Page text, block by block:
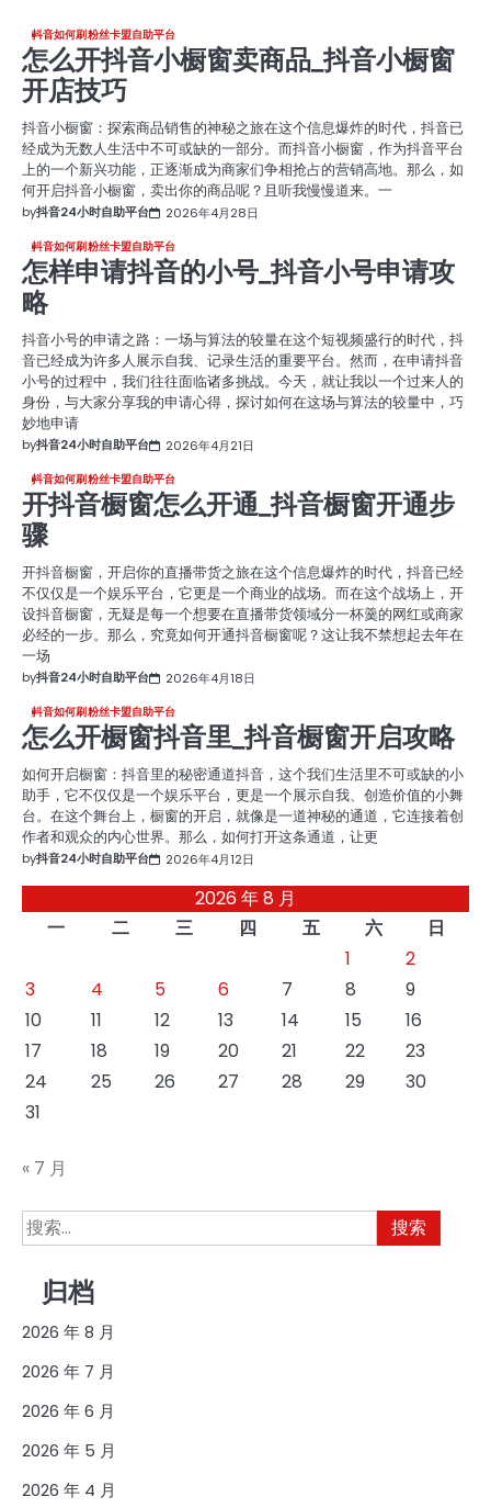
抖音如何刷粉丝卡盟自助平台
怎么开抖音小橱窗卖商品_抖音小橱窗
开店技巧
抖音小橱窗：探索商品销售的神秘之旅在这个信息爆炸的时代，抖音已
经成为无数人生活中不可或缺的一部分。而抖音小橱窗，作为抖音平台
上的一个新兴功能，正逐渐成为商家们争相抢占的营销高地。那么，如
何开启抖音小橱窗，卖出你的商品呢？且听我慢慢道来。一
by抖音24小时自助平台 2026年4月28日
抖音如何刷粉丝卡盟自助平台
怎样申请抖音的小号_抖音小号申请攻
略
抖音小号的申请之路：一场与算法的较量在这个短视频盛行的时代，抖
音已经成为许多人展示自我、记录生活的重要平台。然而，在申请抖音
小号的过程中，我们往往面临诸多挑战。今天，就让我以一个过来人的
身份，与大家分享我的申请心得，探讨如何在这场与算法的较量中，巧
妙地申请
by抖音24小时自助平台 2026年4月21日
抖音如何刷粉丝卡盟自助平台
开抖音橱窗怎么开通_抖音橱窗开通步
骤
开抖音橱窗，开启你的直播带货之旅在这个信息爆炸的时代，抖音已经
不仅仅是一个娱乐平台，它更是一个商业的战场。而在这个战场上，开
设抖音橱窗，无疑是每一个想要在直播带货领域分一杯羹的网红或商家
必经的一步。那么，究竟如何开通抖音橱窗呢？这让我不禁想起去年在
一场
by抖音24小时自助平台 2026年4月18日
抖音如何刷粉丝卡盟自助平台
怎么开橱窗抖音里_抖音橱窗开启攻略
如何开启橱窗：抖音里的秘密通道抖音，这个我们生活里不可或缺的小
助手，它不仅仅是一个娱乐平台，更是一个展示自我、创造价值的小舞
台。在这个舞台上，橱窗的开启，就像是一道神秘的通道，它连接着创
作者和观众的内心世界。那么，如何打开这条通道，让更
by抖音24小时自助平台 2026年4月12日
2026 年 8 月
一
二 三 四 五 六
日
1
2
3
4 5 6 7 8
9
10
11 12 13 14 15
16
17
18 19 20 21 22
23
24
25 26 27 28 29
30
31
« 7 月
搜
索：
归档
2026 年 8 月
2026 年 7 月
2026 年 6 月
2026 年 5 月
2026 年 4 月